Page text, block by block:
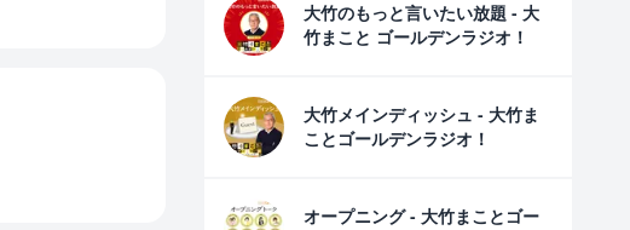
大竹のもっと言いたい放題 - 大
竹まこと ゴールデンラジオ！
大竹メインディッシュ - 大竹ま
ことゴールデンラジオ！
オープニング - 大竹まことゴー